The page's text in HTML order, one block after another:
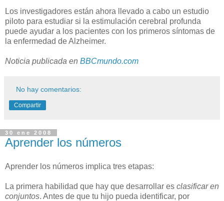
Los investigadores están ahora llevado a cabo un estudio
piloto para estudiar si la estimulación cerebral profunda
puede ayudar a los pacientes con los primeros síntomas de
la enfermedad de Alzheimer.
Noticia publicada en BBCmundo.com
No hay comentarios:
Compartir
30 ene 2008
Aprender los números
Aprender los números implica tres etapas:
La primera habilidad que hay que desarrollar es clasificar en
conjuntos. Antes de que tu hijo pueda identificar, por